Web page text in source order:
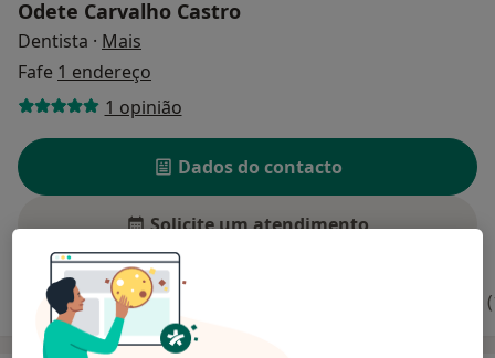
Odete Carvalho Castro
Dentista · Mais
Fafe 1 endereço
1 opinião
Dados do contacto
Solicite um atendimento
Experiência Opiniões